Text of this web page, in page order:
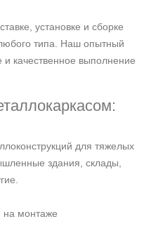
установке и сборке
типа. Наш опытный
качественное выполнение
для тяжелых
здания, склады,
на монтаже